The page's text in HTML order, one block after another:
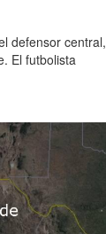
defensor central,
El futbolista